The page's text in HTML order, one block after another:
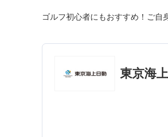
ゴルフ初心者にもおすすめ！ご自
東京海